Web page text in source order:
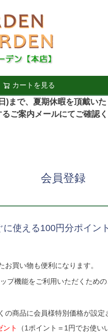
カートを見る
検索
)まで、夏期休暇を頂戴い
案内メールにてご確認く
会員登録
使える100円分ポイン
買い物も便利になります。
プ機能をご利用いただくため
くの商品に会員様特別価格が設
ント
（1ポイント＝1円でお使